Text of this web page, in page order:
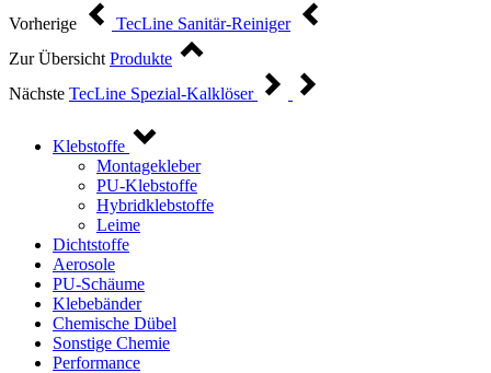
Vorherige
TecLine Sanitär-Reiniger
Zur Übersicht Produkte
Nächste TecLine Spezial-Kalklöser
Klebstoffe
Montagekleber
PU-Klebstoffe
Hybridklebstoffe
Leime
Dichtstoffe
Aerosole
PU-Schäume
Klebebänder
Chemische Dübel
Sonstige Chemie
Performance